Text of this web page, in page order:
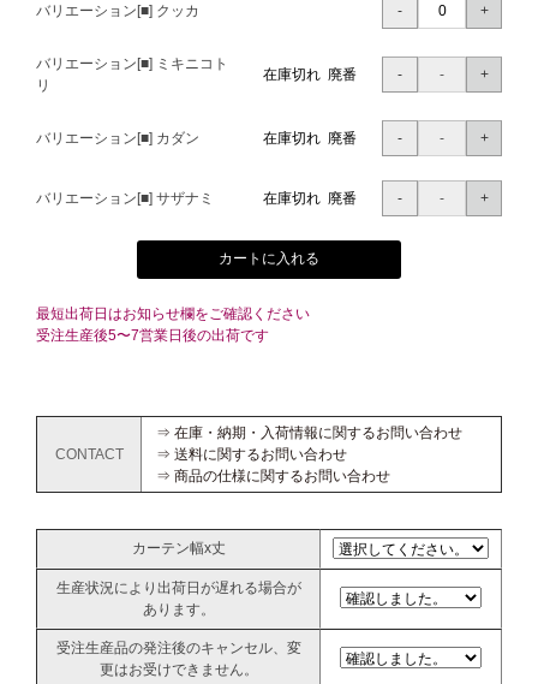
バリエーション[■] クッカ
バリエーション[■] ミキニコト
リ
在庫切れ 廃番
バリエーション[■] カダン 在庫切れ 廃番
バリエーション[■] サザナミ 在庫切れ 廃番
カートに入れる
最短出荷日はお知らせ欄をご確認ください
受注生産後5〜7営業日後の出荷です
CONTACT
⇒ 在庫・納期・入荷情報に関するお問い合わせ
⇒ 送料に関するお問い合わせ
⇒ 商品の仕様に関するお問い合わせ
カーテン幅x丈
生産状況により出荷日が遅れる場合が
あります。
受注生産品の発注後のキャンセル、変
更はお受けできません。